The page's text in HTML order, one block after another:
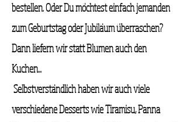
bestellen. Oder Du möchtest einfach jemanden
zum Geburtstag oder Jubiläum überraschen?
Dann liefern wir statt Blumen auch den
Kuchen...
Selbstverständlich haben wir auch viele
verschiedene Desserts wie Tiramisu, Panna